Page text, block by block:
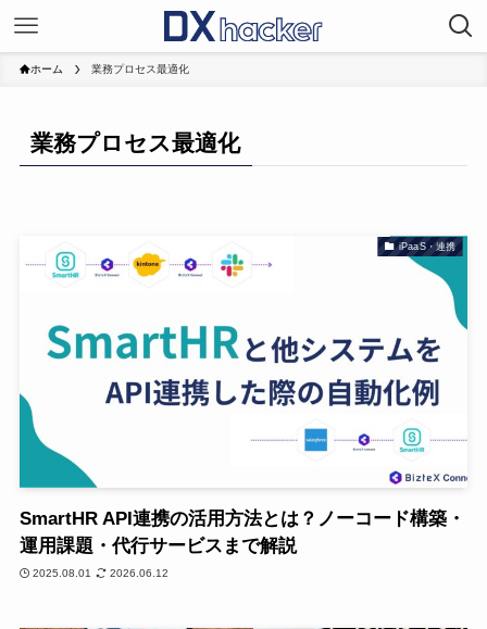
ホーム 業務プロセス最適化
業務プロセス最適化
iPaaS・連携
SmartHR API連携の活用方法とは？ノーコード構築・
運用課題・代行サービスまで解説
2025.08.01 2026.06.12